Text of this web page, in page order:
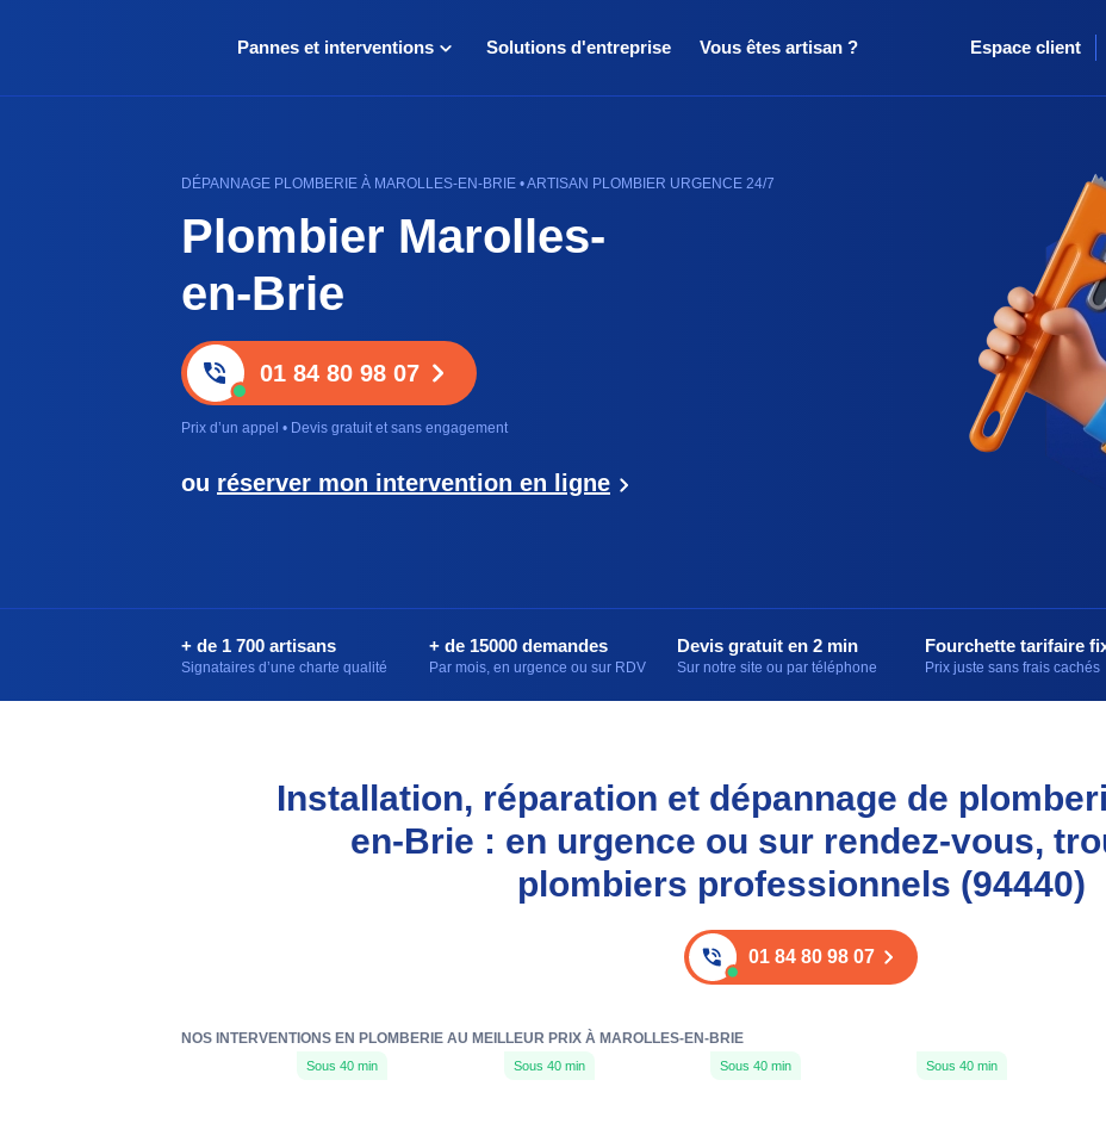
Pannes et interventions Solutions d'entreprise Vous êtes artisan ? Espace client
DÉPANNAGE PLOMBERIE À MAROLLES-EN-BRIE • ARTISAN PLOMBIER URGENCE 24/7
Plombier Marolles-
en-Brie
01 84 80 98 07
Prix d’un appel • Devis gratuit et sans engagement
ou réserver mon intervention en ligne
+ de 1 700 artisans
Signataires d’une charte qualité
+ de 15000 demandes
Par mois, en urgence ou sur RDV
Devis gratuit en 2 min
Sur notre site ou par téléphone
Fourchette tarifaire
Prix juste sans frais cachés
Installation, réparation et dépannage de
en-Brie : en urgence ou sur rendez-vous,
plombiers professionnels (94440)
01 84 80 98 07
NOS INTERVENTIONS EN PLOMBERIE AU MEILLEUR PRIX À MAROLLES-EN-BRIE
Sous 40 min Sous 40 min Sous 40 min Sous 40 min